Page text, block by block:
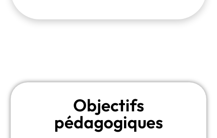
Objectifs
pédagogiques